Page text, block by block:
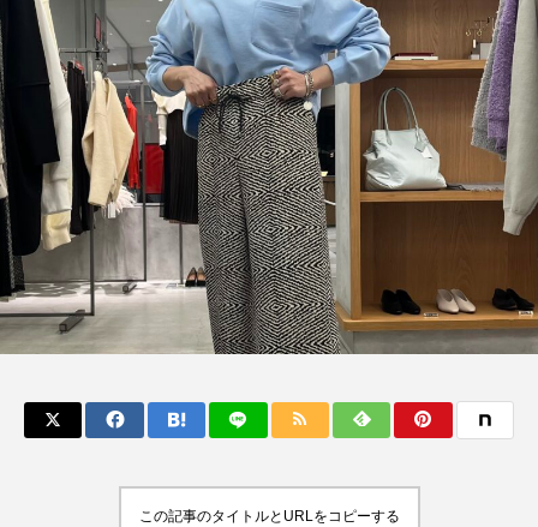
この記事のタイトルとURLをコピーする